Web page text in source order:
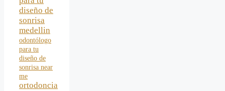
diseño de
sonrisa
medellin
odontólogo
para tu
diseño de
sonrisa near
me
ortodoncia